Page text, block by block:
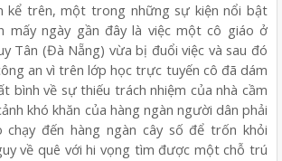
kể trên, một trong những sự kiện nổi bật
mấy ngày gần đây là việc một cô giáo ở
Tân (Đà Nẵng) vừa bị đuổi việc và sau đó
an vì trên lớp học trực tuyến cô đã dám
bình về sự thiếu trách nhiệm của nhà cầm
khó khăn của hàng ngàn người dân phải
đến hàng ngàn cây số để trốn khỏi
về quê với hi vọng tìm được một chỗ trú